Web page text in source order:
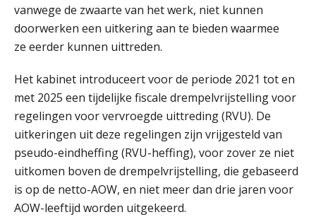
vanwege de zwaarte van het werk, niet kunnen
doorwerken een uitkering aan te bieden waarmee
ze eerder kunnen uittreden.
Het kabinet introduceert voor de periode 2021 tot en
met 2025 een tijdelijke fiscale drempelvrijstelling voor
regelingen voor vervroegde uittreding (RVU). De
uitkeringen uit deze regelingen zijn vrijgesteld van
pseudo-eindheffing (RVU-heffing), voor zover ze niet
uitkomen boven de drempelvrijstelling, die gebaseerd
is op de netto-AOW, en niet meer dan drie jaren voor
AOW-leeftijd worden uitgekeerd.
25
AUG
Summercourse Internationaal/grensoverschrijdend werken
MOCuitgevers
AUG
Markus Verbeek Praehep
26
AUG
Summercourse Impact en invloed van AI op de salarisverwerking (basis)
MOCuitgevers
27
AUG
Summercourse Impact en invloed van AI op de salarisverwerking (verdieping)
MOCuitgevers